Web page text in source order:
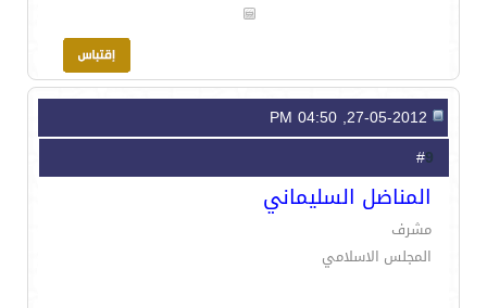
9
المناضل السليماني
مشرف
المجلس الاسلامي